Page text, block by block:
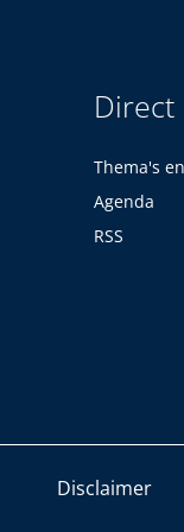
Direct
Thema's
Agenda
RSS
Disclaimer